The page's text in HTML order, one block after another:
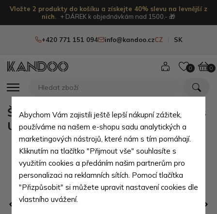
Vložte 2 produkty do košíku a získejte 40% slevu na levnější z
nich.
+ DÁREK k objednávkám nad 1500,- 🎁
+420 771 151 094 info@kandoo.czCZ SK
0 0
Šedý praktický voděodolný batoh s
USB portem Isai
Abychom Vám zajistili ještě lepší nákupní zážitek,
používáme na našem e-shopu sadu analytických a
marketingových nástrojů, které nám s tím pomáhají.
Kliknutím na tlačítko "Přijmout vše" souhlasíte s
využitím cookies a předáním našim partnerům pro
personalizaci na reklamních sítích. Pomocí tlačítka
"Přizpůsobit" si můžete upravit nastavení cookies dle
vlastního uvážení.